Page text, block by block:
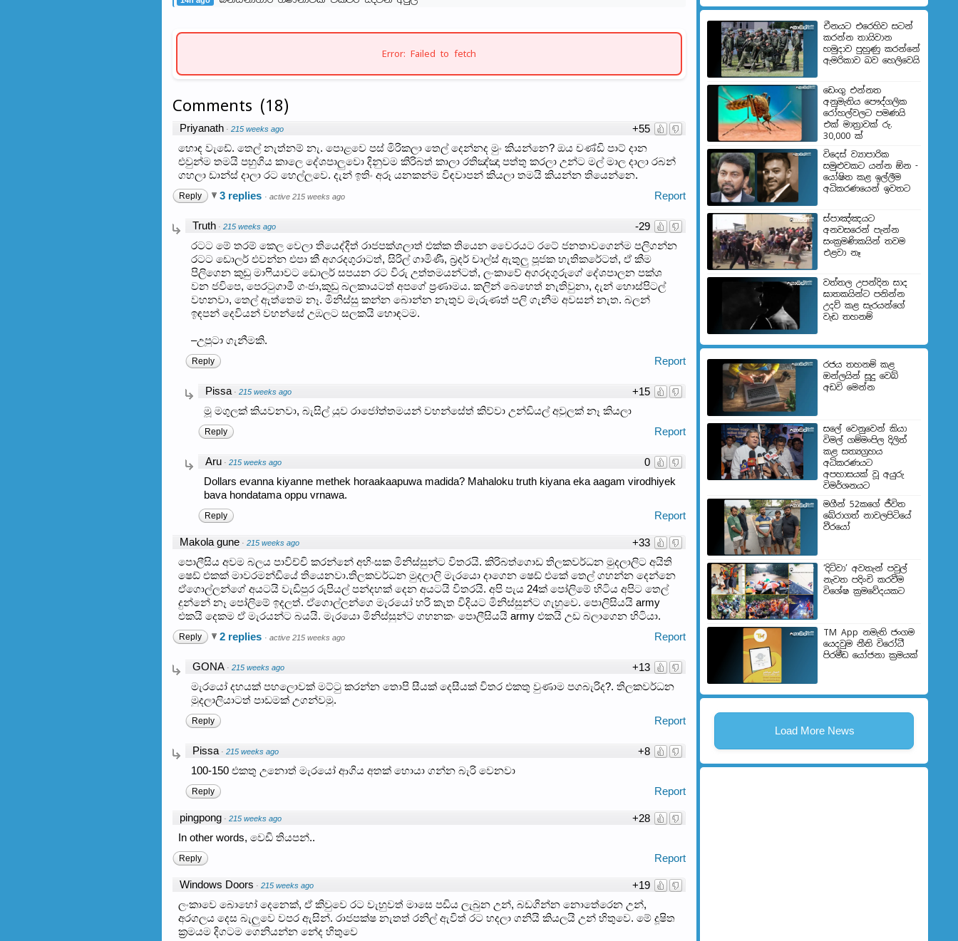
Error: Failed to fetch
Comments (18)
+55
Priyanath · 215 weeks ago
හොඳ වැඩේ. තෙල් නැත්නම් නැ. පොළවෙ පස් මිරිකලා තෙල් දෙන්නද මුං කියන්නෙ? ඔය චණ්ඩි පාට් දාන
එවුන්ම තමයි පහුගිය කාලෙ දේශපාලුවො දිනුවම කිරිබත් කාලා රතිඤ්ඤා පත්තු කරලා උන්ට මල් මාල දාලා රබන්
ගහලා ඩාන්ස් දාලා රට හෙල්ලුවෙ. දැන් ඉතිං අරූ යනකන්ම විඳවාපන් කියලා තමයි කියන්න තියෙන්නෙ.
Report
Reply 3 replies · active 215 weeks ago
-29
Truth · 215 weeks ago
රටට මේ තරම් කෙල වෙලා තියෙද්දිත් රාජපක්ශලාත් එක්ක තියෙන වෛරයට රටේ ජනතාවගෙන්ම පලිගන්න
රටට ඩොලර් එවන්න එපා කී අගරදගුරාටත්, සිරිල් ගාමිණී, බ්‍රදර් චාල්ස් ඇතුලු පූජක හැතිකරේටත්, ඒ කීම
පිලිගෙන කුඩු මා‍ෆියාවට ඩොලර් සපයන රට විරු උත්තමයන්ටත්, ලංකාවේ අගරදගුරුගේ දේශපාලන පක්ශ
වන ජවිපෙ, පෙර‍ටුගාමී ගංජා,කුඩු බලකායටත් අපගේ ප්‍රණාමය. කලින් බෙහෙත් නැතිවුනා, දැන් හොස්පිටල්
වහනවා, තෙල් ඇත්තෙම නෑ. මිනිස්සු කන්න බොන්න නැතුව මැරුණත් පලි ගැනීම අවසන් නැත. බලන්
ඉඳපන් දෙවියන් වහන්සේ උඹලට සලකයි හොඳටම.
–උපුටා ගැනීමකි.
Report
Reply
+15
Pissa · 215 weeks ago
මූ මගුලක් කියවනවා, බැසිල් යුව රාජෝත්තමයන් වහන්සේත් කිව්වා උන්ඩියල් අවුලක් නෑ කියලා
Report
Reply
0
Aru · 215 weeks ago
Dollars evanna kiyanne methek horaakaapuwa madida? Mahaloku truth kiyana eka aagam virodhiyek
bava hondatama oppu vrnawa.
Report
Reply
+33
Makola gune · 215 weeks ago
පොලීසිය අවම බලය පාවිච්චි කරන්නේ අහිංසක මිනිස්සුන්ට විතරයි. කිරිබත්ගොඩ තිලකවර්ධන මුදලාලිට අයිති
ෂෙඩ් එකක් මාවරමන්ඩියේ තියෙනවා.තිලකවර්ධන මුදලාලි මැරයො දාගෙන ෂෙඩ් එකේ තෙල් ගහන්න දෙන්නෙ
ඒගොල්ලන්ගේ අයටයි වැඩිපුර රුපියල් පන්දහක් දෙන අයටයි විතරයි. අපි පැය 24ක් පෝලිමේ හිටිය අපිට තෙල්
දුන්නේ නෑ පෝලිමේ ඉදලත්. ඒගොල්ලන්ගෙ මැරයෝ හරි කැත විදියට මිනිස්සුන්ට ගැහුවෙ. පොලිසියයි army
එකයි දෙකම ඒ මැරයන්ට බයයි. මැරයො මිනිස්සුන්ට ගහනකං පොලීසියයි army එකයි උඩ බලාගෙන හිටියා.
Report
Reply 2 replies · active 215 weeks ago
+13
GONA · 215 weeks ago
මැරයෝ දහයක් පහලොවක් මට්ටු කරන්න තොපි සීයක් දෙසීයක් විතර එකතු වුණාම පගබැරිද?. තිලකවර්ධන
මුදලාලියාටත් පාඩමක් උගන්වමු.
Report
Reply
+8
Pissa · 215 weeks ago
100-150 එකතු උනොත් මැරයෝ ආගිය අතක් හොයා ගන්න බැරි වෙනවා
Report
Reply
+28
pingpong · 215 weeks ago
In other words, වෙඩි තියපන්..
Report
Reply
+19
Windows Doors · 215 weeks ago
ලංකාවෙ බොහෝ දෙනෙක්, ඒ කිවුවෙ රට වැහුවත් මාසෙ පඩිය ලැබුන උන්, බඩගින්න නොතේරෙන උන්,
අරගලය දෙස බැලුවෙ වපර ඇසින්. රාජපක්ෂ නැතත් රනිල් ඇවිත් රට හදලා ගනියි කියලයි උන් හිතුවෙ. මේ දූෂිත
ක්‍රමයම දිගටම ගෙනියන්න නේද හිතුවෙ
චීනයට එරෙහිව සටන්
කරන්න තායිවාන
හමුදාව පුහුණු කරන්නේ
ඇමරිකාව බව හෙලිවෙයි
ඩෙංගු එන්නත
අනුමැතිය පෞද්ගලික
රෝහල්වලට පමණයි
එක් මාත්‍රාවක් රු.
30,000 ක්
විදෙස් ව්‍යාපාරික
සමුළුවකට යන්න ඕන -
යෝෂිත කළ ඉල්ලීම
අධිකරණයෙන් ඉවතට
ස්පාඤ්ඤයට
අනවසරෙන් පැන්න
සංක්‍රමණිකයින් තවම
එළවා නෑ
වත්තල උපන්දින සාද
ඝාතකයින්ට පනින්න
උදව් කළ සැරයන්ගේ
වැඩ තහනම්
රජය තහනම් කළ
ඔන්ලයින් සූදු වෙබ්
අඩවි මෙන්න
සලේ වෙනුවෙන් කියා
විමල් ගම්මංපිල දිලිත්
කළ සත්‍යග්‍රහය
අධිකරණයට
අපහාසයක් වූ අයුරු
විමර්ශනයට
මගීන් 52කගේ ජීවිත
බේරා­ගත් නාව­ල­පි­ටියේ
වීරයෝ
‘දිට්වා’ අවතැන් පවුල්
නැවත පදිංචි කරවීම
විශේෂ ක්‍රමවේදයකට
TM App නමැති ජංගම
යෙදවුම නීති විරෝධී
පිරමීඩ යෝජනා ක්‍රමයක්
Load More News